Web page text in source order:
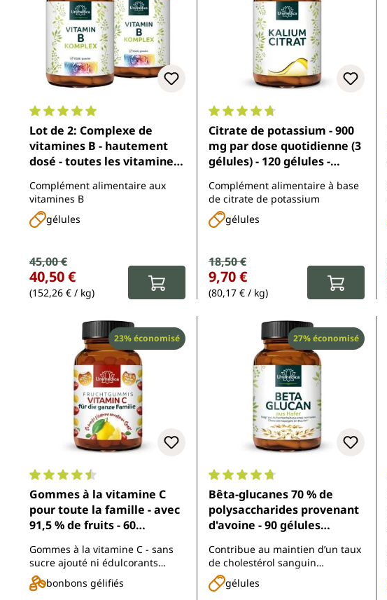
Note moyenne de 5 sur 5 étoiles
Lot de 2: Complexe de
vitamines B - hautement
dosé - toutes les vitamines
gélules - par Unimedica
Complément alimentaire aux
vitamines B
gélules
Prix de vente :
Prix régulier :
45,00 €
40,50 €
(152,26 € / kg)
Note moyenne de 4.8 sur 5 étoiles
Citrate de potassium - 900
mg par dose quotidienne (3
gélules) - 120 gélules -
Complément alimentaire à base
de citrate de potassium
gélules
Prix de vente :
Prix régulier :
18,50 €
9,70 €
(80,17 € / kg)
Réduction
23% économisé
Note moyenne de 4.4 sur 5 étoiles
Gommes à la vitamine C
pour toute la famille - avec
91,5 % de fruits - 60
Gommes à la vitamine C - sans
sucre ajouté ni édulcorants
artificiels
bonbons gélifiés
Réduction
27% économisé
Note moyenne de 4.8 sur 5 étoiles
Bêta-glucanes 70 % de
polysaccharides provenant
d'avoine - 90 gélules
de bêta-glucanes par
Unimedica
Contribue au maintien d’un taux
de cholestérol sanguin
normal****
gélules